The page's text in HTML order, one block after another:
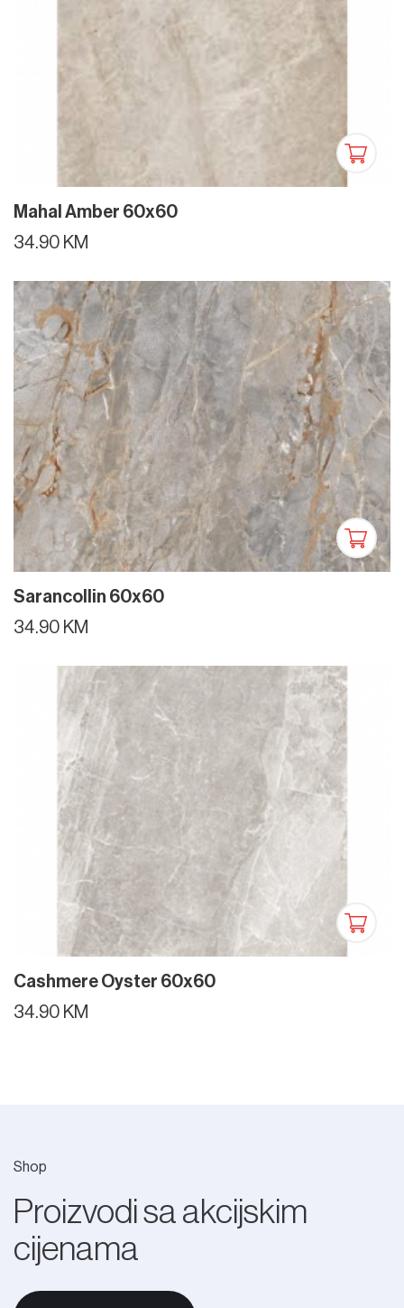
Mahal Amber 60x60
34.90 KM
Sarancollin 60x60
34.90 KM
Cashmere Oyster 60x60
34.90 KM
Shop
Proizvodi sa akcijskim
cijenama